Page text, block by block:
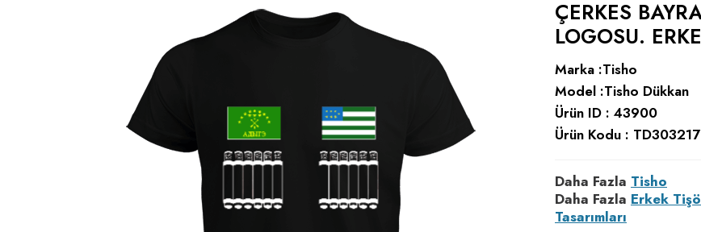
ÇERKES
LOGOSU.
Marka :Tisho
Model :Tisho Dükkan
Ürün ID : 43900
Ürün Kodu : TD303217
Daha Fazla Tisho
Daha Fazla Erkek
Tasarımları